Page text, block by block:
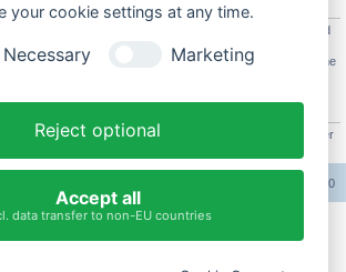
online :: 1 sichtbares Mitglied, 0 unsichtbare Mitglieder und
aktiven Besuchern der letzten 10 Minuten)
4689Besuchern, die am 26.07.2025 21:19 gleichzeitig online
• Themen insgesamt3422• Mitglieder insgesamt
• Unser
UTC+02:00
Impressum
your cookie settings at any time.
Necessary Marketing
Reject optional
Accept all
data transfer to non-EU countries